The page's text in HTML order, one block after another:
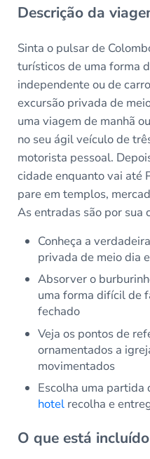
Descrição da
Sinta o pulsar de
turísticos de uma forma
independente ou de
excursão privada de
uma viagem de manhã
no seu ágil veículo de
motorista pessoal.
cidade enquanto vai até
pare em templos,
As entradas são por sua
Conheça a
privada de meio dia
Absorver o
uma forma difícil de
fechado
Veja os pontos de
ornamentados a
movimentados
Escolha uma partida
hotel recolha e
O que está incluído